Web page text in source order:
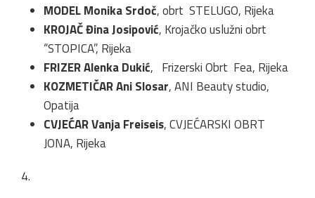
MODEL Monika Srdoč, obrt STELUGO, Rijeka
KROJAČ Đina Josipović, Krojačko uslužni obrt
“STOPICA”, Rijeka
FRIZER Alenka Dukić, Frizerski Obrt Fea, Rijeka
KOZMETIČAR Ani Slosar, ANI Beauty studio,
Opatija
CVJEĆAR Vanja Freiseis, CVJEĆARSKI OBRT
JONA, Rijeka
4.